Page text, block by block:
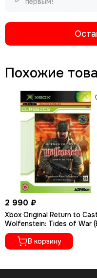
Похожие
2 990 ₽
Xbox Original Return to
Wolfenstein: Tides of War
У, Английская версия)
В корзину